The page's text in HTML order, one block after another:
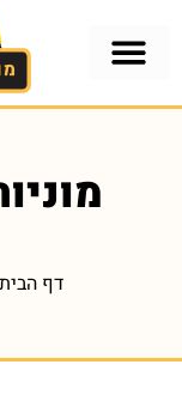
דף הבית